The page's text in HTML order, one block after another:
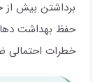
برداشتن بیش از
حفظ بهداشت
خطرات